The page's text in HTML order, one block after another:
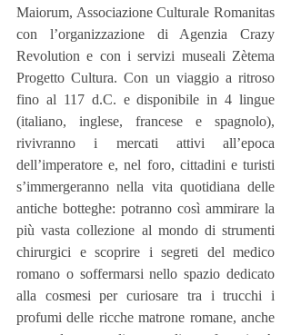
Maiorum, Associazione Culturale Romanitas
con l’organizzazione di Agenzia Crazy
Revolution e con i servizi museali Zètema
Progetto Cultura. Con un viaggio a ritroso
fino al 117 d.C. e disponibile in 4 lingue
(italiano, inglese, francese e spagnolo),
rivivranno i mercati attivi all’epoca
dell’imperatore e, nel foro, cittadini e turisti
s’immergeranno nella vita quotidiana delle
antiche botteghe: potranno così ammirare la
più vasta collezione al mondo di strumenti
chirurgici e scoprire i segreti del medico
romano o soffermarsi nello spazio dedicato
alla cosmesi per curiosare tra i trucchi i
profumi delle ricche matrone romane, anche